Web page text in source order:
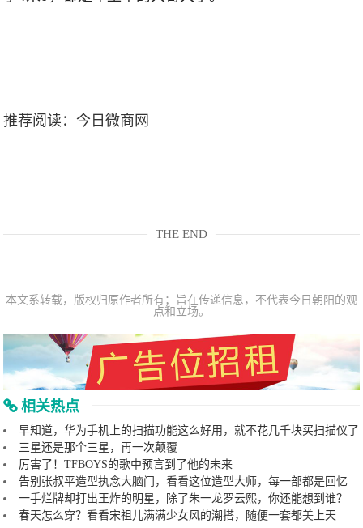
推荐阅读：今日微商网
THE END
本文系转载，版权归原作者所有；旨在传递信息，不代表今日朝阳的观
点和立场。
相关热点
早知道，华为手机上的扫描功能这么好用，就不花几千块买扫描仪了
三星还是那个三星，再一次颠覆
厉害了！TFBOYS的歌中预言到了他的未来
告别张叔平造型执念大脑门，看看这位造型大师，每一部都是回忆
一手烂牌却打出王炸的明星，除了朱一龙罗云熙，你还能想到谁？
春天怎么穿？看看宋祖儿满满少女风的潮搭，随便一套都美上天